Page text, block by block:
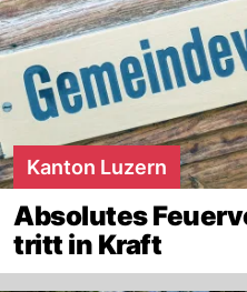
Kanton Luzern
Absolutes
tritt in Kraft